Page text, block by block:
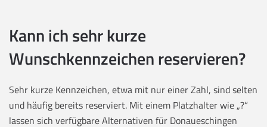
Kann ich sehr kurze
Wunschkennzeichen reservieren?
Sehr kurze Kennzeichen, etwa mit nur einer Zahl, sind selten
und häufig bereits reserviert. Mit einem Platzhalter wie „?“
lassen sich verfügbare Alternativen für Donaueschingen